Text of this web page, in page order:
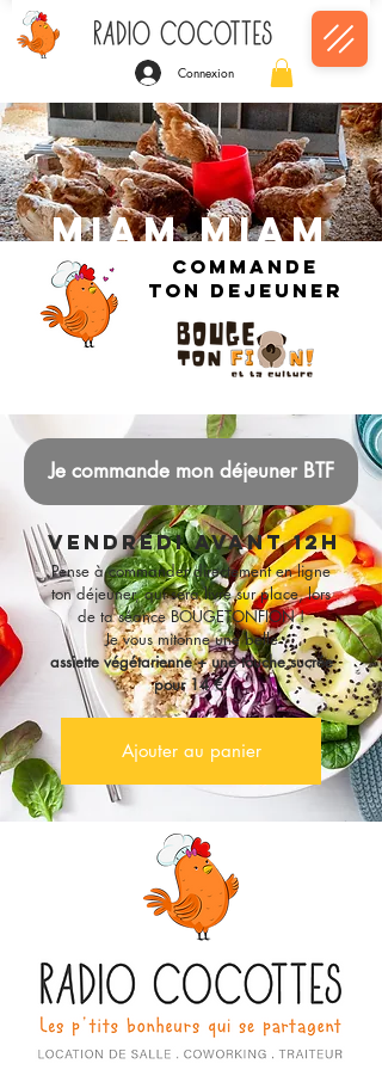
Connexion
MIAM MIAM
COMMANDE
TON DEJEUNER
Je commande mon déjeuner BTF
VENDREDI AVANT 12h
Pense à commander directement en ligne
ton déjeuner, qui sera livré sur place, lors
de ta séance BOUGETONFION !
Je vous mitonne une belle
assiette végétarienne + une touche sucrée
pour 14 €.
Ajouter au panier